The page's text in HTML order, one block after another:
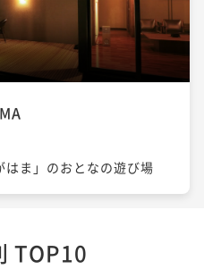
ま」のおとなの遊び場
TOP10